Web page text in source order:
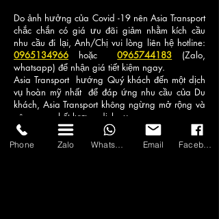
Do ảnh hưởng của Covid -19 nên Asia Transport
chắc chắn có giá ưu đãi giảm nhằm kích cầu
nhu cầu đi lại, Anh/Chị vui lòng liên hệ hotline:
0965134966 hoặc0965744183 (Zalo,
whatsapp) để nhận giá tiết kiệm ngay.
Asia Transport hướng Quý khách đến một dịch
vụ hoàn mỹ nhất để đáp ứng nhu cầu của Du
khách, Asia Transport không ngừng mở rộng và
nâng cao chất lượng dịch vụ
Phone Zalo Email